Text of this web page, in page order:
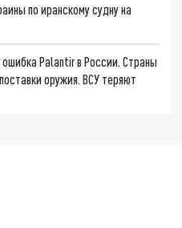
по иранскому судну на
Palantir в России. Страны
оружия. ВСУ теряют